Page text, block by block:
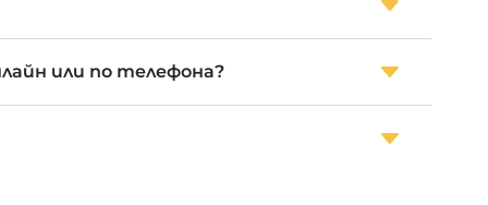
или по телефона?